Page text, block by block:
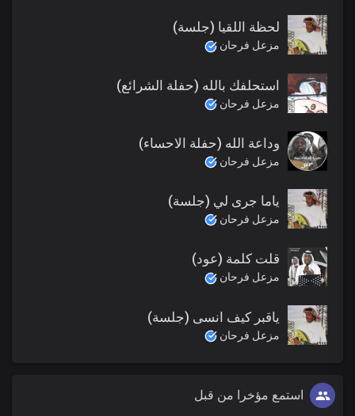
لحظة اللقيا (جلسة)
مزعل فرحان
استحلفك بالله (حفلة الشرائع)
مزعل فرحان
وداعة الله (حفلة الاحساء)
مزعل فرحان
ياما جرى لي (جلسة)
مزعل فرحان
قلت كلمة (عود)
مزعل فرحان
ياقبر كيف انسى (جلسة)
مزعل فرحان
استمع مؤخرا من قبل